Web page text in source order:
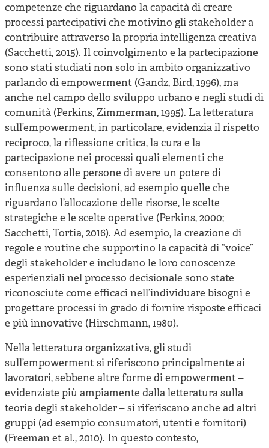
competenze che riguardano la capacità di creare
processi partecipativi che motivino gli stakeholder a
contribuire attraverso la propria intelligenza creativa
(Sacchetti, 2015). Il coinvolgimento e la partecipazione
sono stati studiati non solo in ambito organizzativo
parlando di empowerment (Gandz, Bird, 1996), ma
anche nel campo dello sviluppo urbano e negli studi di
comunità (Perkins, Zimmerman, 1995). La letteratura
sull’empowerment, in particolare, evidenzia il rispetto
reciproco, la riflessione critica, la cura e la
partecipazione nei processi quali elementi che
consentono alle persone di avere un potere di
influenza sulle decisioni, ad esempio quelle che
riguardano l’allocazione delle risorse, le scelte
strategiche e le scelte operative (Perkins, 2000;
Sacchetti, Tortia, 2016). Ad esempio, la creazione di
regole e routine che supportino la capacità di “voice”
degli stakeholder e includano le loro conoscenze
esperienziali nel processo decisionale sono state
riconosciute come efficaci nell’individuare bisogni e
progettare processi in grado di fornire risposte efficaci
e più innovative (Hirschmann, 1980).
Nella letteratura organizzativa, gli studi
sull’empowerment si riferiscono principalmente ai
lavoratori, sebbene altre forme di empowerment –
evidenziate più ampiamente dalla letteratura sulla
teoria degli stakeholder – si riferiscano anche ad altri
gruppi (ad esempio consumatori, utenti e fornitori)
(Freeman et al., 2010). In questo contesto,